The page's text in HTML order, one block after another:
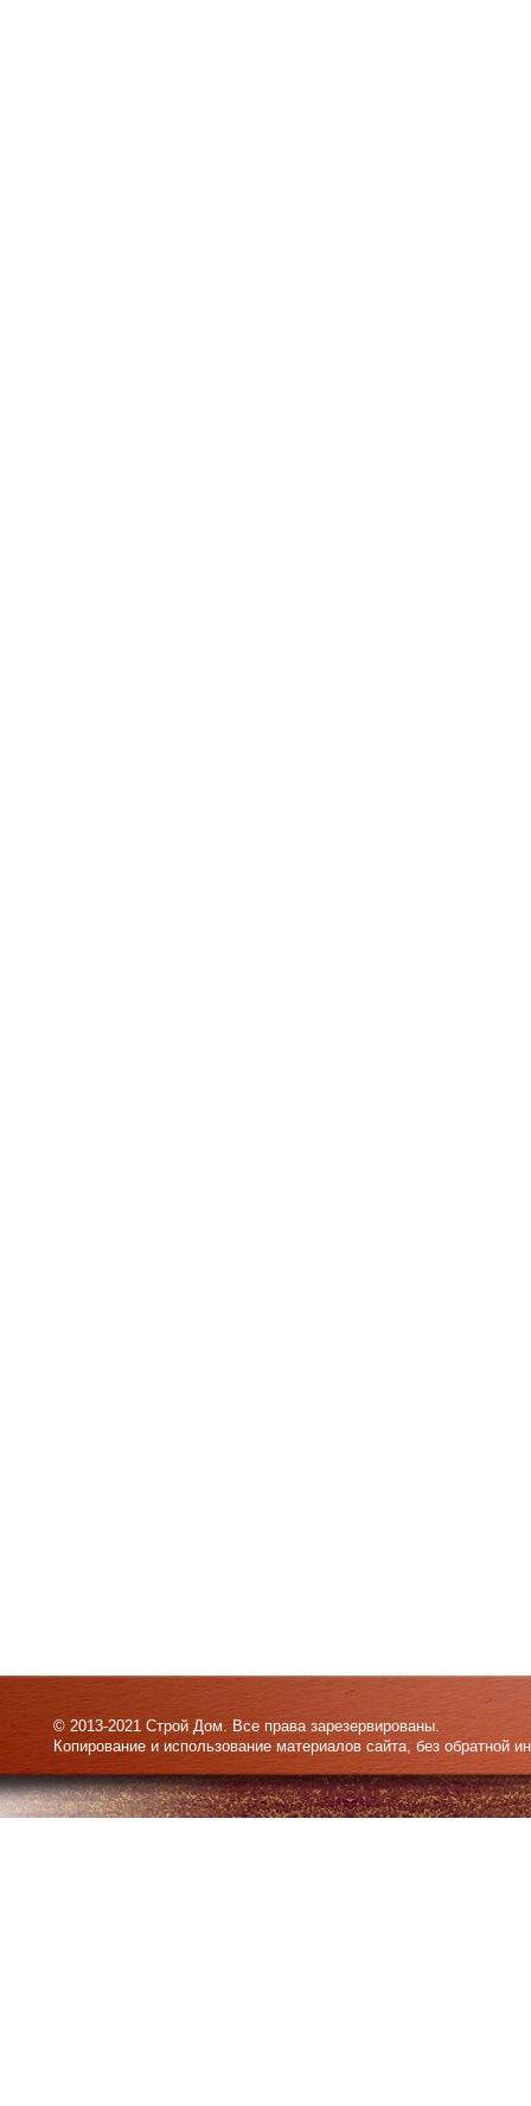
© 2013-2021 Строй Дом. Все права зарезервированы.
Копирование и использование материалов сайта, без обратной